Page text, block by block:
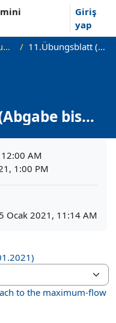
Giriş
yap
Übungen und Übungsblätter 11.Übungsblatt (Abgabe bis 1.02.2021)
bis
AM
1:00 PM
Ocak 2021, 11:14 AM
to the maximum-flow